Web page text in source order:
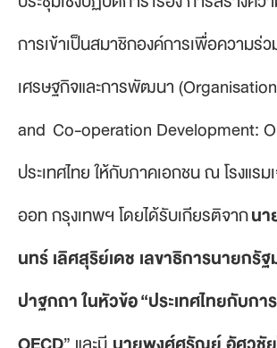
การเข้าเป็นสมาชิกองค์การเพื่อความร่
เศรษฐกิจและการพัฒนา
and Co-operation Development:
ประเทศไทย ให้กับภาคเอกชน ณ โรงแร
ออท กรุงเทพฯ โดยได้รับเกียรติจากน
นทร์ เลิศสุริย์เดช เลขาธิการนายกรั
ปาฐกถา ในหัวข้อ “ประเทศไทยกับกา